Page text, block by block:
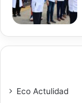
Eco Actulidad